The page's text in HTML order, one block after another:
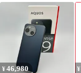
古 利用制限○】 SIMフ
リー ブルー au エーユ
ー アクオス シャープ
103509-スマートホン
スマートフォン スマホ
携帯電話 白ロム 本体
格安
¥46,980 ¥